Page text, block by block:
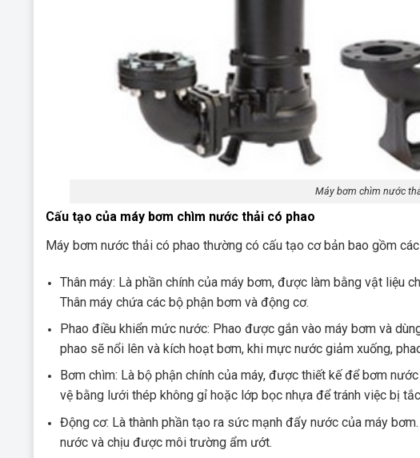
Máy bơm chìm nước
Cấu tạo của máy bơm chìm nước thải có phao
Máy bơm nước thải có phao thường có cấu tạo cơ bản bao gồm các
Thân máy: Là phần chính của máy bơm, được làm bằng vật liệu
Thân máy chứa các bộ phận bơm và động cơ.
Phao điều khiển mức nước: Phao được gắn vào máy bơm và
phao sẽ nổi lên và kích hoạt bơm, khi mực nước giảm xuống,
Bơm chìm: Là bộ phận chính của máy, được thiết kế để bơm
vệ bằng lưới thép không gỉ hoặc lớp bọc nhựa để tránh việc bị
Động cơ: Là thành phần tạo ra sức mạnh đẩy nước của máy
nước và chịu được môi trường ẩm ướt.